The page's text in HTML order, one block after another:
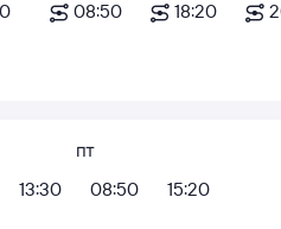
08:50
18:20
13:30
пт
08:50
15:20